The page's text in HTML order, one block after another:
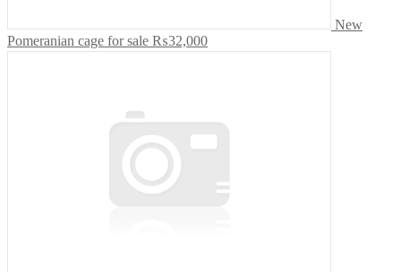
New
Pomeranian cage for sale ₨32,000